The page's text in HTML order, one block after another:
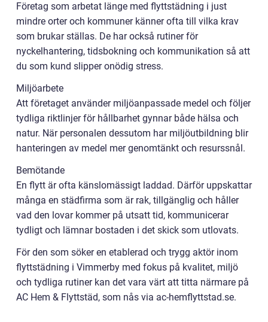
Företag som arbetat länge med flyttstädning i just
mindre orter och kommuner känner ofta till vilka krav
som brukar ställas. De har också rutiner för
nyckelhantering, tidsbokning och kommunikation så att
du som kund slipper onödig stress.
Miljöarbete
Att företaget använder miljöanpassade medel och följer
tydliga riktlinjer för hållbarhet gynnar både hälsa och
natur. När personalen dessutom har miljöutbildning blir
hanteringen av medel mer genomtänkt och resurssnål.
Bemötande
En flytt är ofta känslomässigt laddad. Därför uppskattar
många en städfirma som är rak, tillgänglig och håller
vad den lovar kommer på utsatt tid, kommunicerar
tydligt och lämnar bostaden i det skick som utlovats.
För den som söker en etablerad och trygg aktör inom
flyttstädning i Vimmerby med fokus på kvalitet, miljö
och tydliga rutiner kan det vara värt att titta närmare på
AC Hem & Flyttstäd, som nås via ac-hemflyttstad.se.